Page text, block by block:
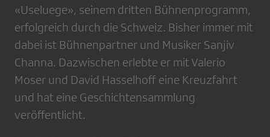
«Useluege», seinem dritten Bühnenprogramm,
erfolgreich durch die Schweiz. Bisher immer mit
dabei ist Bühnenpartner und Musiker Sanjiv
Channa. Dazwischen erlebte er mit Valerio
Moser und David Hasselhoff eine Kreuzfahrt
und hat eine Geschichtensammlung
veröffentlicht.